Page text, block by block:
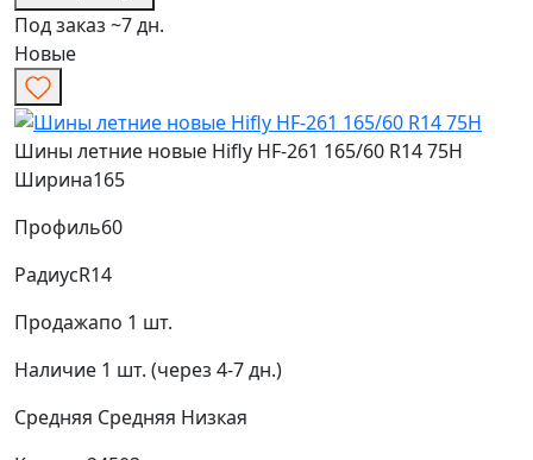
Под заказ ~7 дн.
Новые
Шины летние новые Hifly HF-261 165/60 R14 75H
Ширина165
Профиль60
РадиусR14
Продажапо 1 шт.
Наличие 1 шт. (через 4-7 дн.)
Средняя Средняя Низкая